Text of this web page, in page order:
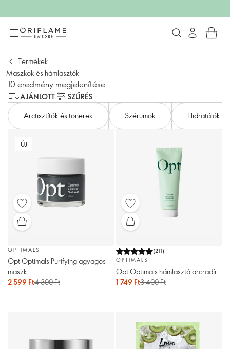
Termékek
Maszkok és hámlasztók
10 eredmény megjelenítése
AJÁNLOTT
SZŰRÉS
Arctisztítók és tonerek
Szérumok Hidratálók
ÚJ
OPTIMALS
Opt Optimals Purifying agyagos
maszk
2 599 Ft4 300 Ft
(211)
OPTIMALS
Opt Optimals hámlasztó arcradír
1 749 Ft3 400 Ft